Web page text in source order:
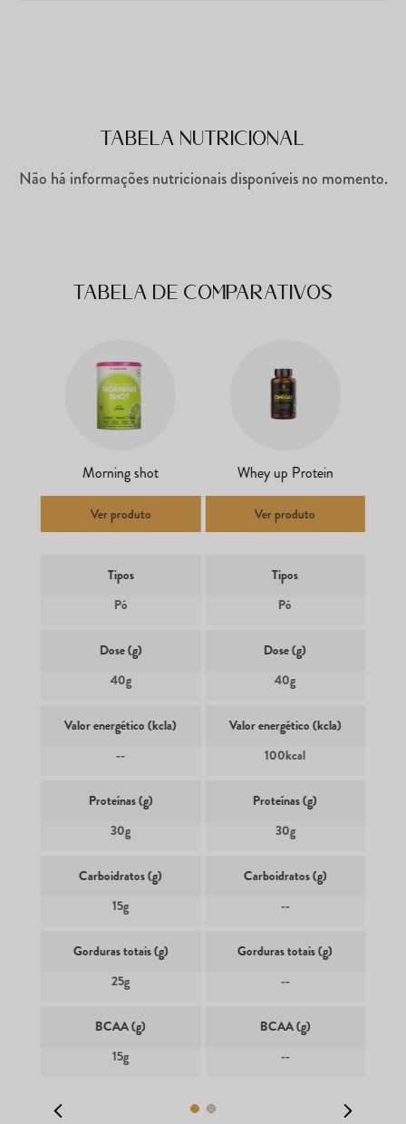
Tabela Nutricional
Não há informações nutricionais disponíveis no momento.
Tabela de comparativos
Morning shot
Ver produto
Tipos
Pó
Dose (g)
40g
Valor energético (kcla)
--
Proteínas (g)
30g
Carboidratos (g)
15g
Gorduras totais (g)
25g
BCAA (g)
15g
Whey up Protein
Ver produto
Tipos
Pó
Dose (g)
40g
Valor energético (kcla)
100kcal
Proteínas (g)
30g
Carboidratos (g)
--
Gorduras totais (g)
--
BCAA (g)
--